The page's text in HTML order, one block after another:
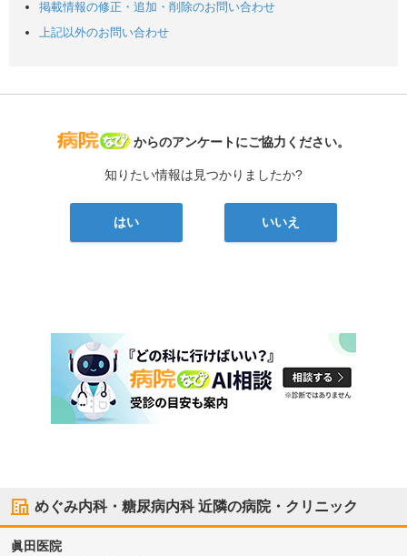
掲載情報の修正・追加・削除のお問い合わせ
上記以外のお問い合わせ
病院なび
からのアンケートにご協力ください。
知りたい情報は見つかりましたか?
はい いいえ
めぐみ内科・糖尿病内科近隣の病院・クリニック
眞田医院